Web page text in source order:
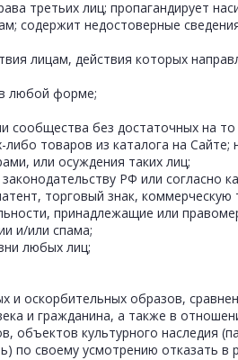
третьих лиц; пропагандирует
содержит недостоверные
лицам, действия которых
любой форме;
сообщества без достаточных на
товаров из каталога на
или осуждения таких лиц;
РФ или согласно
торговый знак,
принадлежащие или
и/или спама;
любых лиц;
и оскорбительных образов,
и гражданина, а также в
объектов культурного наследия
по своему усмотрению отказать